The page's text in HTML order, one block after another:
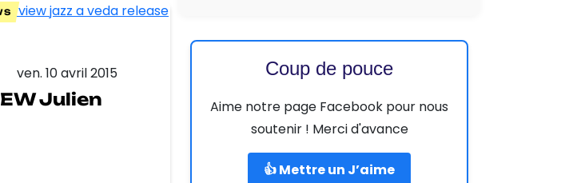
ven. 10 avril 2015
Julien
Coup de pouce
Aime notre page Facebook pour nous
soutenir ! Merci d'avance
👍 Mettre un J’aime